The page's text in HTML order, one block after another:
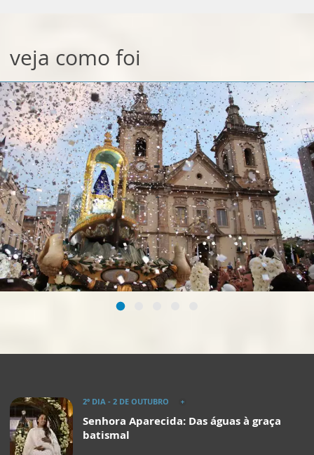
veja como foi
-
-
2º DIA - 2 DE OUTUBRO
Senhora Aparecida: Das águas à graça
batismal